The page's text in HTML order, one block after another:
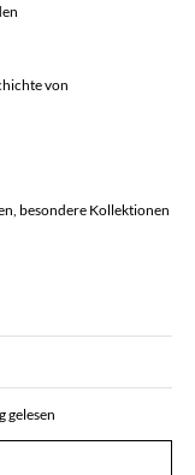
von
besondere Kollektionen
gelesen